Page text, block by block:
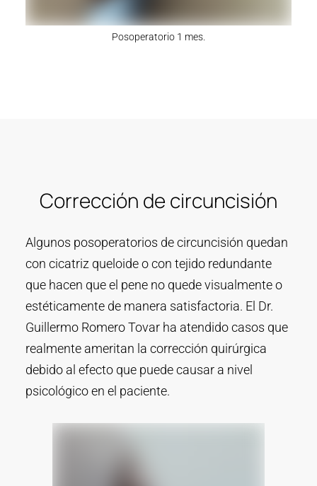
Posoperatorio 1 mes.
Corrección de circuncisión
Algunos posoperatorios de circuncisión quedan
con cicatriz queloide o con tejido redundante
que hacen que el pene no quede visualmente o
estéticamente de manera satisfactoria. El Dr.
Guillermo Romero Tovar ha atendido casos que
realmente ameritan la corrección quirúrgica
debido al efecto que puede causar a nivel
psicológico en el paciente.